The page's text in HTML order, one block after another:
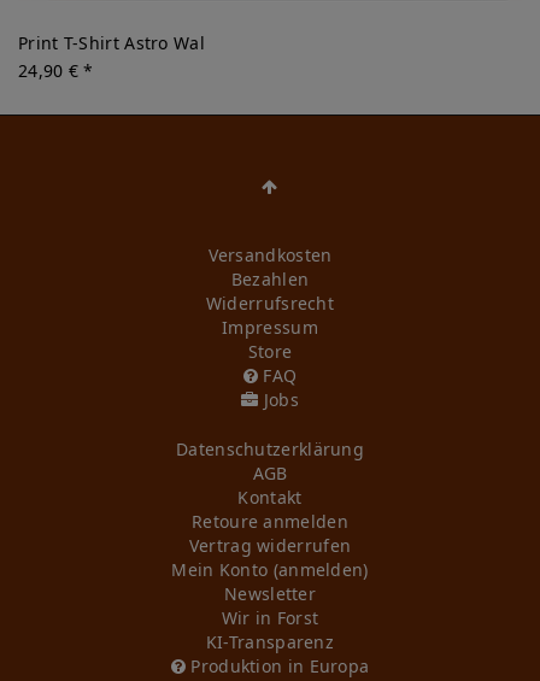
Print T-Shirt Astro Wal
24,90 € *
Versandkosten
Bezahlen
Widerrufs­recht
Impressum
Store
FAQ
Jobs
Daten­schutz­erklärung
AGB
Kontakt
Retoure anmelden
Vertrag widerrufen
Mein Konto (anmelden)
Newsletter
Wir in Forst
KI-Transparenz
Produktion in Europa